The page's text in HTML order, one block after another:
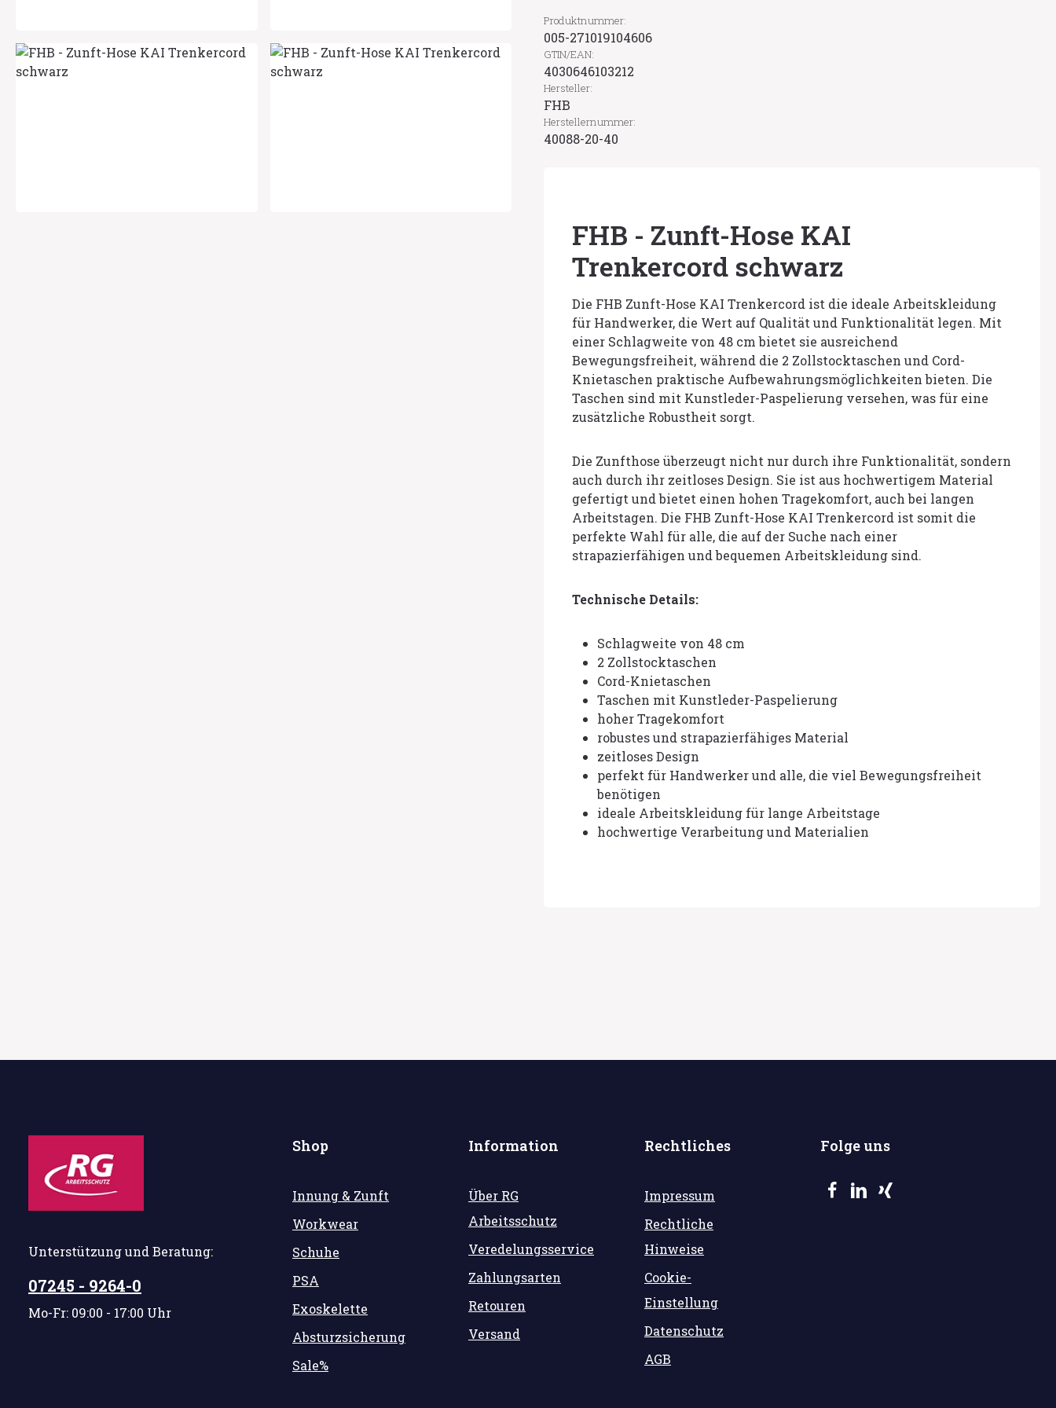
Produktnummer:
005-271019104606
GTIN/EAN:
4030646103212
Hersteller:
FHB
Herstellernummer:
40088-20-40
FHB - Zunft-Hose KAI
Trenkercord schwarz
Die FHB Zunft-Hose KAI Trenkercord ist die ideale Arbeitskleidung
für Handwerker, die Wert auf Qualität und Funktionalität legen. Mit
einer Schlagweite von 48 cm bietet sie ausreichend
Bewegungsfreiheit, während die 2 Zollstocktaschen und Cord-
Knietaschen praktische Aufbewahrungsmöglichkeiten bieten. Die
Taschen sind mit Kunstleder-Paspelierung versehen, was für eine
zusätzliche Robustheit sorgt.
Die Zunfthose überzeugt nicht nur durch ihre Funktionalität, sondern
auch durch ihr zeitloses Design. Sie ist aus hochwertigem Material
gefertigt und bietet einen hohen Tragekomfort, auch bei langen
Arbeitstagen. Die FHB Zunft-Hose KAI Trenkercord ist somit die
perfekte Wahl für alle, die auf der Suche nach einer
strapazierfähigen und bequemen Arbeitskleidung sind.
Technische Details:
Schlagweite von 48 cm
2 Zollstocktaschen
Cord-Knietaschen
Taschen mit Kunstleder-Paspelierung
hoher Tragekomfort
robustes und strapazierfähiges Material
zeitloses Design
perfekt für Handwerker und alle, die viel Bewegungsfreiheit
benötigen
ideale Arbeitskleidung für lange Arbeitstage
hochwertige Verarbeitung und Materialien
Unterstützung und Beratung:
07245 - 9264-0
Mo-Fr: 09:00 - 17:00 Uhr
Shop
Innung & Zunft
Workwear
Schuhe
PSA
Exoskelette
Absturzsicherung
Sale%
Information
Über RG
Arbeitsschutz
Veredelungsservice
Zahlungsarten
Retouren
Versand
Rechtliches
Impressum
Rechtliche
Hinweise
Cookie-
Einstellung
Datenschutz
AGB
Folge uns